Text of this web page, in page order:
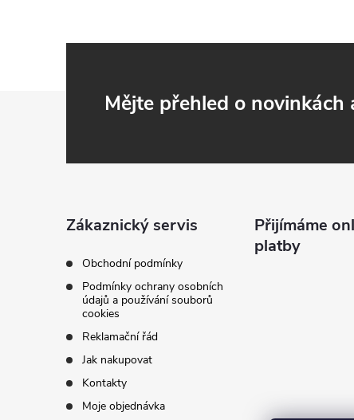
Mějte přehled o novinkách
Zákaznický servis
Obchodní podmínky
Podmínky ochrany osobních
údajů a používání souborů
cookies
Reklamační řád
Jak nakupovat
Kontakty
Moje objednávka
Přijímáme
platby